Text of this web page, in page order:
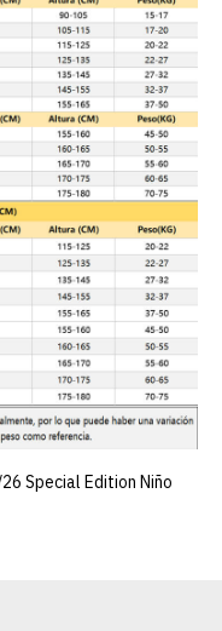
Special Edition Niño